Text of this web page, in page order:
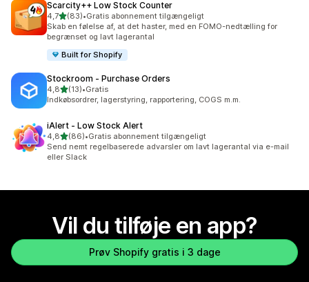
Scarcity++ Low Stock Counter
4,7ud af 5 stjerner
(83)
83 anmeldelser i alt
•Gratis abonnement tilgængeligt
Skab en følelse af, at det haster, med en FOMO-nedtælling for
begrænset og lavt lagerantal
Built for Shopify
Stockroom ‑ Purchase Orders
4,8ud af 5 stjerner
(13)
13 anmeldelser i alt
•Gratis
Indkøbsordrer, lagerstyring, rapportering, COGS m.m.
iAlert ‑ Low Stock Alert
4,8ud af 5 stjerner
(86)
86 anmeldelser i alt
•Gratis abonnement tilgængeligt
Send nemt regelbaserede advarsler om lavt lagerantal via e-mail
eller Slack
Vil du tilføje en app?
Prøv Shopify gratis i 3 dage